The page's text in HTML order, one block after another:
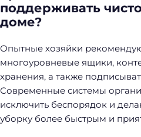
поддерживать
доме?
Опытные хозяйки
многоуровневые ящики,
хранения, а также
Современные системы
исключить беспорядок и
уборку более быстрым и